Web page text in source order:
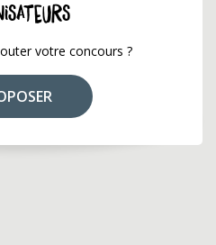
votre concours ?